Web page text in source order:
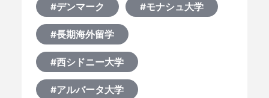
#デンマーク #モナシュ大学
#長期海外留学
#西シドニー大学
#アルバータ大学